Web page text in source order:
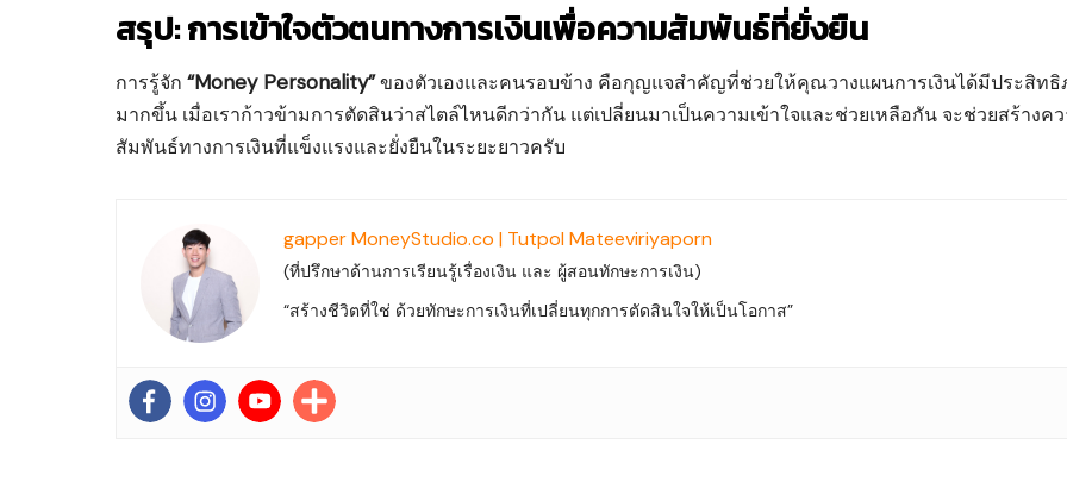
สรุป: การเข้าใจตัวตนทางการเงินเพื่อความสัมพันธ์ที่ยั่งยืน
การรู้จัก “Money Personality”ของตัวเองและคนรอบข้าง คือกุญแจสำคัญที่ช่วยให้คุณวางแผนการเงินได้มีประสิท
มากขึ้น เมื่อเราก้าวข้ามการตัดสินว่าสไตล์ไหนดีกว่ากัน แต่เปลี่ยนมาเป็นความเข้าใจและช่วยเหลือกัน จะช่วยสร้างค
สัมพันธ์ทางการเงินที่แข็งแรงและยั่งยืนในระยะยาวครับ
gapper MoneyStudio.co | Tutpol Mateeviriyaporn
(ที่ปรึกษาด้านการเรียนรู้เรื่องเงิน และ ผู้สอนทักษะการเงิน)
“สร้างชีวิตที่ใช่ ด้วยทักษะการเงินที่เปลี่ยนทุกการตัดสินใจให้เป็นโอกาส”